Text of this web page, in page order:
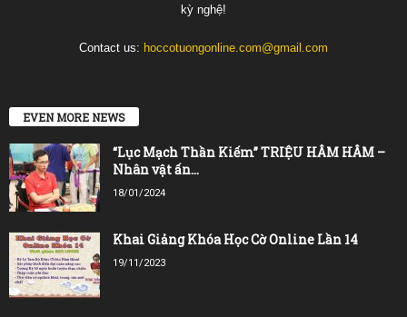
kỳ nghệ!
Contact us: hoccotuongonline.com@gmail.com
EVEN MORE NEWS
“Lục Mạch Thần Kiếm” TRIỆU HÂM HÂM –
Nhân vật ấn...
18/01/2024
Khai Giảng Khóa Học Cờ Online Lần 14
19/11/2023